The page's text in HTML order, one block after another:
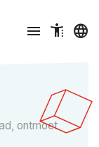
menu accessible_menu language
ontmoet